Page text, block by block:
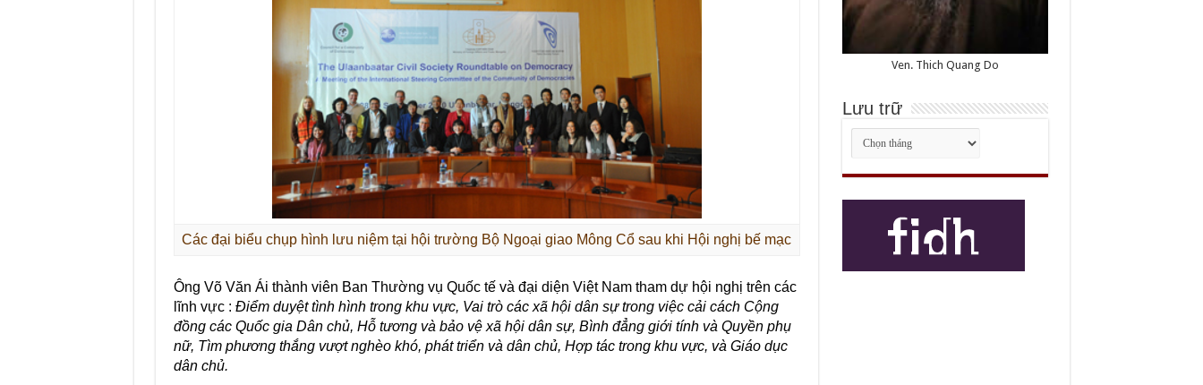
Các đại biểu chụp hình lưu niệm tại hội trường Bộ Ngoại giao Mông Cổ sau khi Hội nghị bế mạc
Ông Võ Văn Ái thành viên Ban Thường vụ Quốc tế và đại diện Việt Nam tham dự hội nghị trên các
lĩnh vực : Điểm duyệt tình hình trong khu vực, Vai trò các xã hội dân sự trong việc cải cách Cộng
đồng các Quốc gia Dân chủ, Hỗ tương và bảo vệ xã hội dân sự, Bình đẳng giới tính và Quyền phụ
nữ, Tìm phương thắng vượt nghèo khó, phát triển và dân chủ, Hợp tác trong khu vực, và Giáo dục
dân chủ.
Ven. Thich Quang Do
Lưu trữ
Lưu
trữ